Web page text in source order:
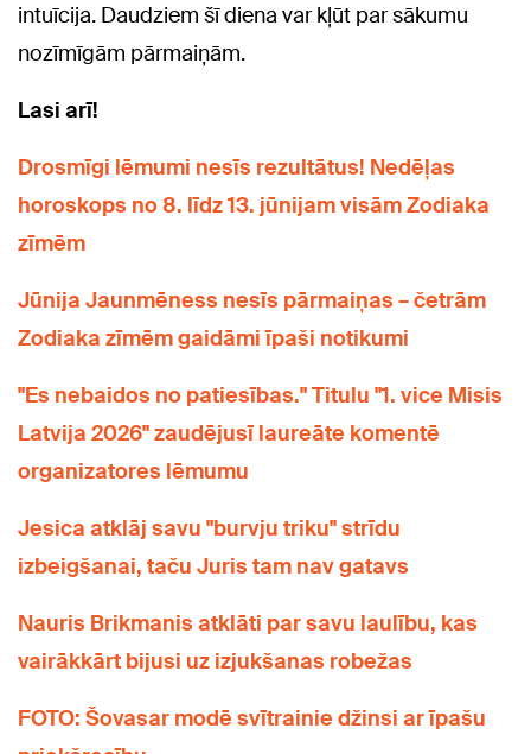
intuīcija. Daudziem šī diena var kļūt par sākumu
nozīmīgām pārmaiņām.
Lasi arī!
Drosmīgi lēmumi nesīs rezultātus! Nedēļas
horoskops no 8. līdz 13. jūnijam visām Zodiaka
zīmēm
Jūnija Jaunmēness nesīs pārmaiņas – četrām
Zodiaka zīmēm gaidāmi īpaši notikumi
"Es nebaidos no patiesības." Titulu "1. vice Misis
Latvija 2026" zaudējusī laureāte komentē
organizatores lēmumu
Jesica atklāj savu "burvju triku" strīdu
izbeigšanai, taču Juris tam nav gatavs
Nauris Brikmanis atklāti par savu laulību, kas
vairākkārt bijusi uz izjukšanas robežas
FOTO: Šovasar modē svītrainie džinsi ar īpašu